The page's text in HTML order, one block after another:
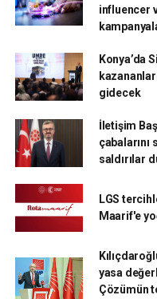
influencer
Konya’da
gidecek
İletişim
çabalarını
saldırılar
LGS
Maarif'e
yasa
Çözümün